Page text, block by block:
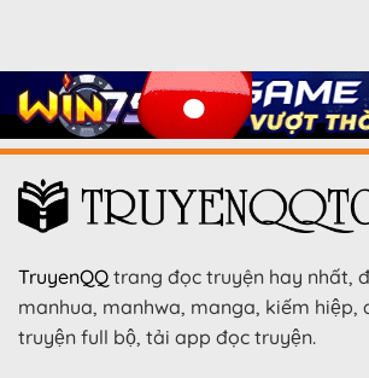
TruyenQQ trang đọc truyện hay nhất,
manhua, manhwa, manga, kiếm hiệp,
truyện full bộ, tải app đọc truyện.